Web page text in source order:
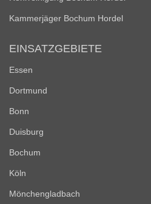
Kammerjäger Bochum Hordel
EINSATZGEBIETE
Essen
Dortmund
Bonn
Duisburg
Bochum
Köln
Mönchengladbach